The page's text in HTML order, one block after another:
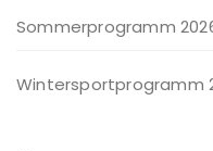
Sommerprogramm
Wintersportprogramm